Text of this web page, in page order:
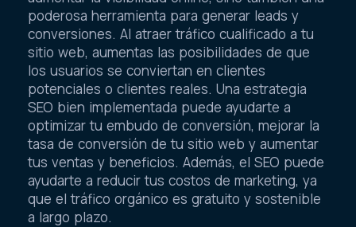
poderosa herramienta para generar leads y
conversiones. Al atraer tráfico cualificado a tu
sitio web, aumentas las posibilidades de que
los usuarios se conviertan en clientes
potenciales o clientes reales. Una estrategia
SEO bien implementada puede ayudarte a
optimizar tu embudo de conversión, mejorar la
tasa de conversión de tu sitio web y aumentar
tus ventas y beneficios. Además, el SEO puede
ayudarte a reducir tus costos de marketing, ya
que el tráfico orgánico es gratuito y sostenible
a largo plazo.